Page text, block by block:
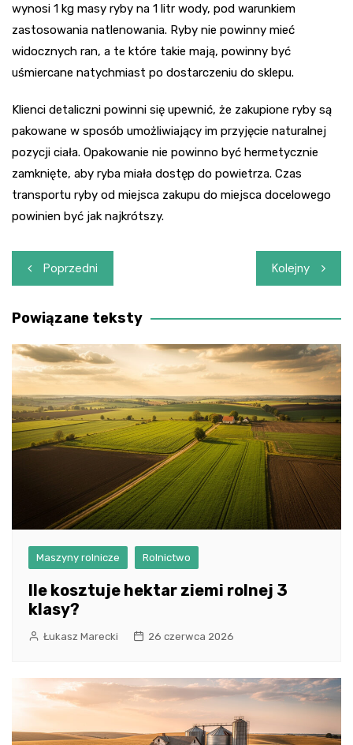
wynosi 1 kg masy ryby na 1 litr wody, pod warunkiem
zastosowania natlenowania. Ryby nie powinny mieć
widocznych ran, a te które takie mają, powinny być
uśmiercane natychmiast po dostarczeniu do sklepu.
Klienci detaliczni powinni się upewnić, że zakupione ryby są
pakowane w sposób umożliwiający im przyjęcie naturalnej
pozycji ciała. Opakowanie nie powinno być hermetycznie
zamknięte, aby ryba miała dostęp do powietrza. Czas
transportu ryby od miejsca zakupu do miejsca docelowego
powinien być jak najkrótszy.
Nawigacja
wpisu
Poprzedni Kolejny
Powiązane teksty
Maszyny rolnicze Rolnictwo
Ile kosztuje hektar ziemi rolnej 3
klasy?
Łukasz Marecki 26 czerwca 2026